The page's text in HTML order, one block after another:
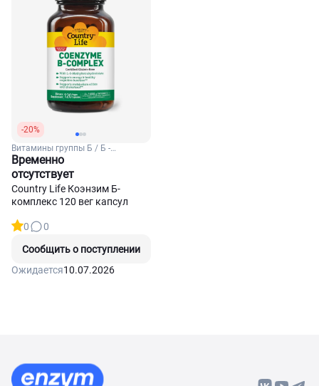
-20%
Витамины группы Б / Б -
комплекс
Временно
отсутствует
Country Life Коэнзим Б-
комплекс 120 вег капсул
0
0
Сообщить о поступлении
Ожидается10.07.2026